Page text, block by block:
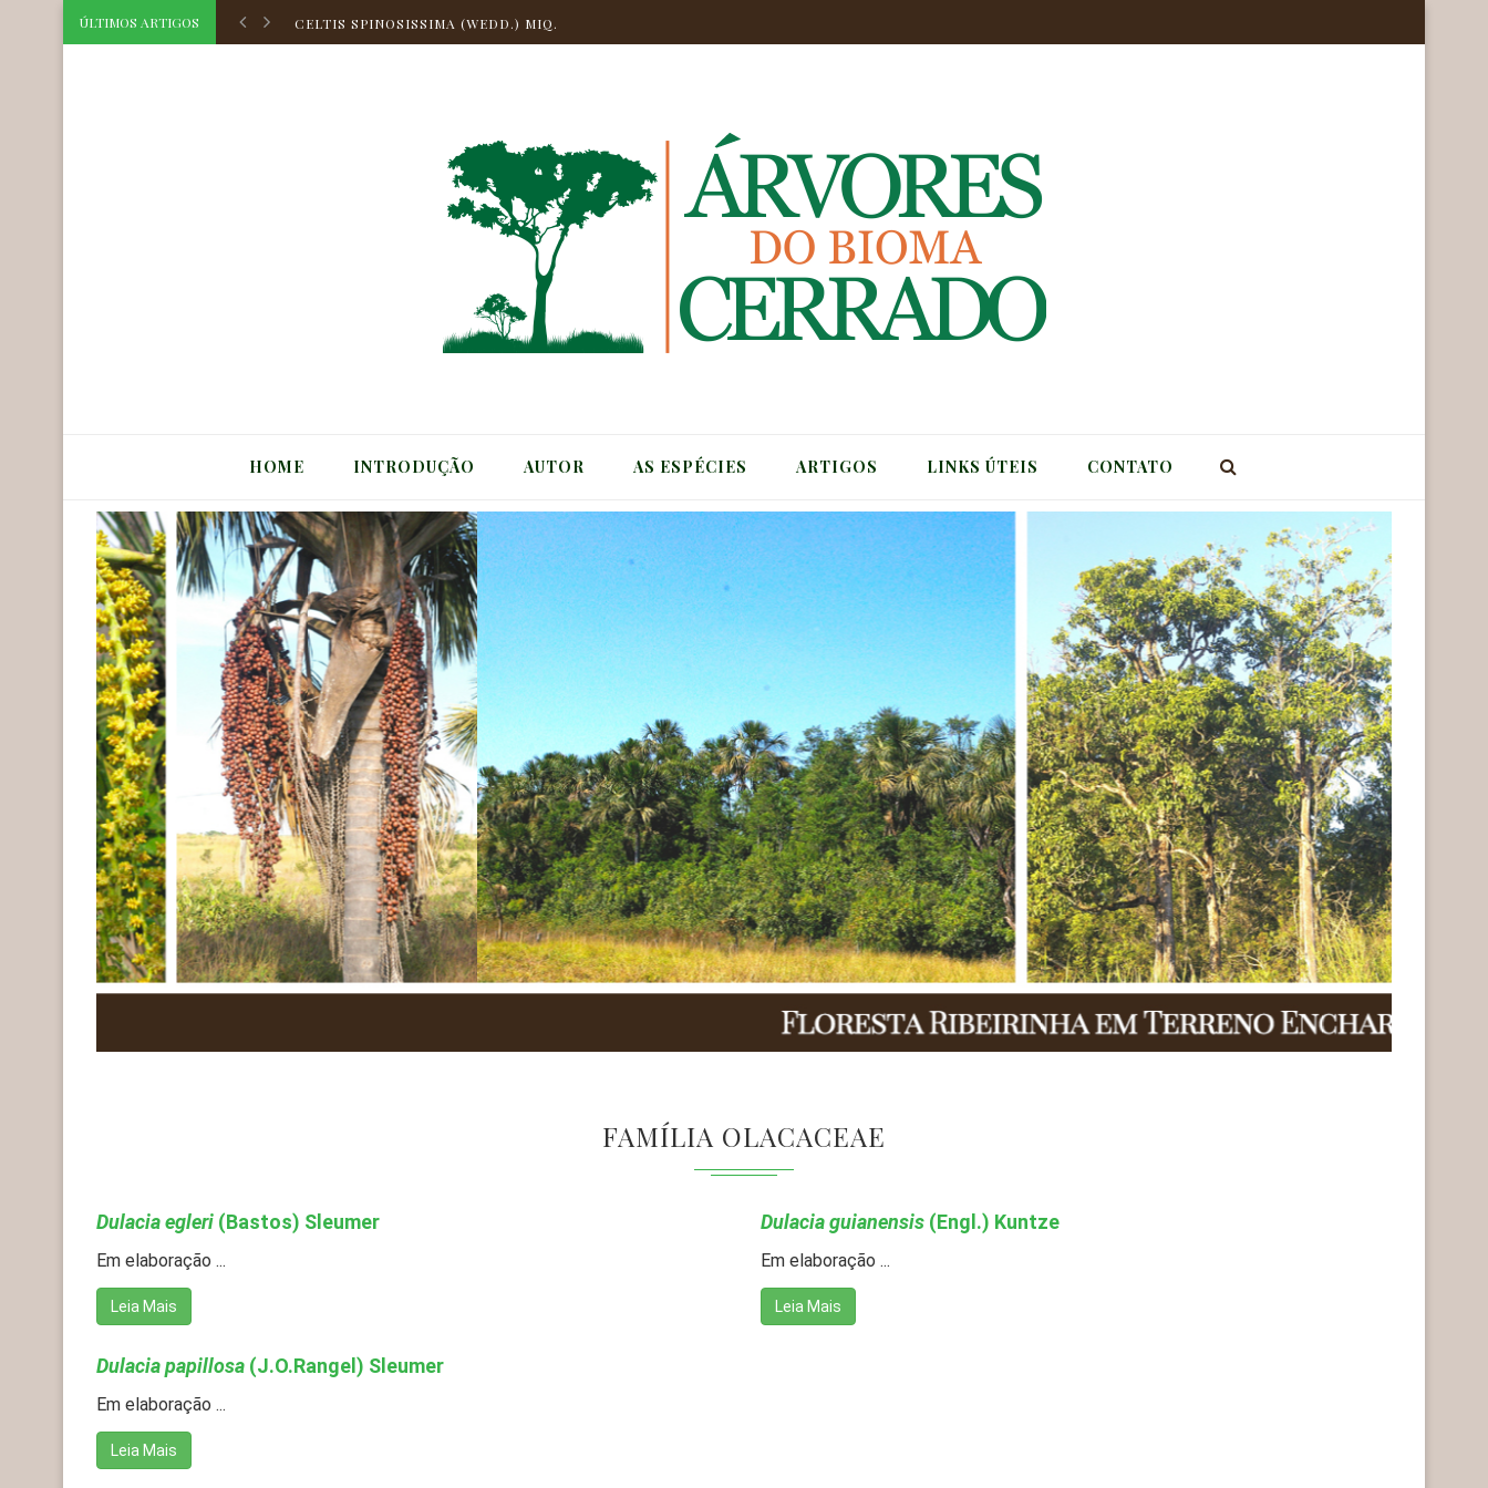
ÚLTIMOS ARTIGOS
CELTIS SPINOSISSIMA (WEDD.) MIQ.
CELTIS HILARIANA PLANCH.
CORDIA TARODAE M.STAPF
AEGIPHILA OBDUCTA VELL.
MYRCIA BELLA CAMBESS.
ASTROCARYUM HUAIMI MART.
CELTIS TRIFLORA (KLOTZSCH) MIQ.
HOME INTRODUÇÃO AUTOR AS ESPÉCIES ARTIGOS LINKS ÚTEIS CONTATO
FAMÍLIA OLACACEAE
Dulacia egleri (Bastos) Sleumer
Em elaboração ...
Leia Mais
Dulacia guianensis (Engl.) Kuntze
Em elaboração ...
Leia Mais
Dulacia papillosa (J.O.Rangel) Sleumer
Em elaboração ...
Leia Mais